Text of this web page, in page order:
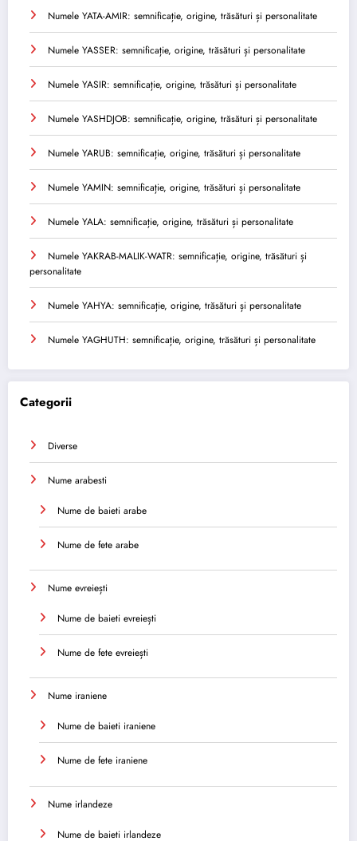
Numele YATA-AMIR: semnificație, origine, trăsături și personalitate
Numele YASSER: semnificație, origine, trăsături și personalitate
Numele YASIR: semnificație, origine, trăsături și personalitate
Numele YASHDJOB: semnificație, origine, trăsături și personalitate
Numele YARUB: semnificație, origine, trăsături și personalitate
Numele YAMIN: semnificație, origine, trăsături și personalitate
Numele YALA: semnificație, origine, trăsături și personalitate
Numele YAKRAB-MALIK-WATR: semnificație, origine, trăsături și
personalitate
Numele YAHYA: semnificație, origine, trăsături și personalitate
Numele YAGHUTH: semnificație, origine, trăsături și personalitate
Categorii
Diverse
Nume arabesti
Nume de baieti arabe
Nume de fete arabe
Nume evreiești
Nume de baieti evreiești
Nume de fete evreiești
Nume iraniene
Nume de baieti iraniene
Nume de fete iraniene
Nume irlandeze
Nume de baieti irlandeze